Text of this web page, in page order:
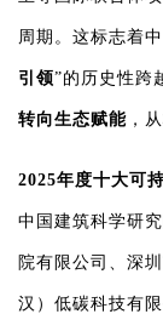
周期。这标志着
引领”的历史性
转向生态赋能 ，从
2025年度十大可
中国建筑科学研
院有限公司、深
汉）低碳科技有